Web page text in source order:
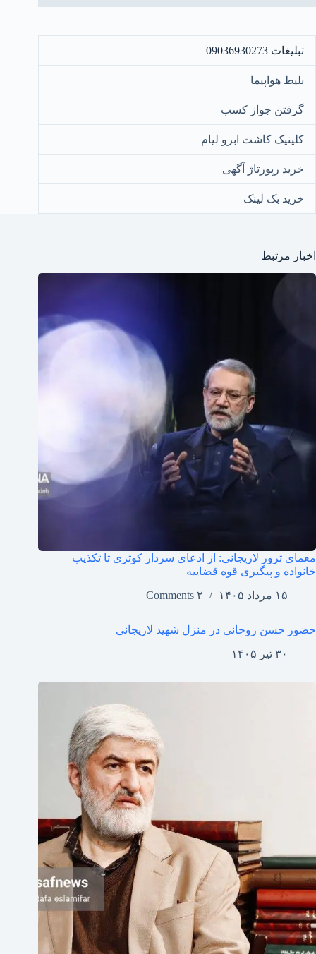
تبلیغات 09036930273
بلیط هواپیما
گرفتن جواز کسب
کلینیک کاشت ابرو لیام
خرید رپورتاژ آگهی
خرید بک لینک
اخبار مرتبط
معمای ترور لاریجانی: از ادعای سردار کوثری تا تکذیب
خانواده و پیگیری قوه قضاییه
۱۵ مرداد ۱۴۰۵
۲ Comments
حضور حسن روحانی در منزل شهید لاریجانی
۳۰ تیر ۱۴۰۵